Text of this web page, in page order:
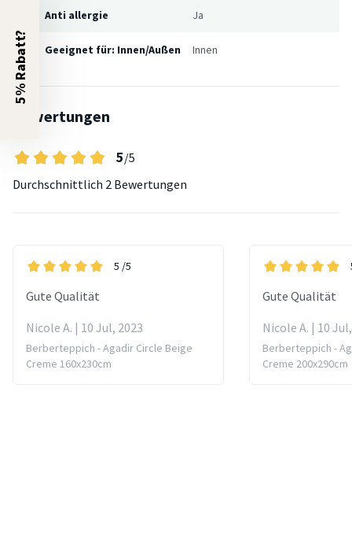
Anti allergie Ja
Geeignet für: Innen/Außen Innen
Bewertungen
5/5
Durchschnittlich 2 Bewertungen
5 /5
Gute Qualität
Nicole A. | 10 Jul, 2023
Berberteppich - Agadir Circle Beige
Creme 160x230cm
Gute Qualität
Nicole A. | 10
Berberteppich -
Creme 200x290cm
5% Rabatt?